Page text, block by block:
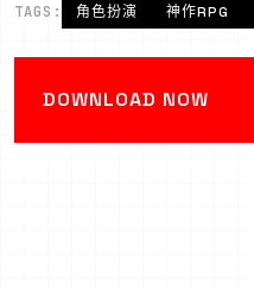
TAGS: 角色扮演 神作RPG
DOWNLOAD NOW